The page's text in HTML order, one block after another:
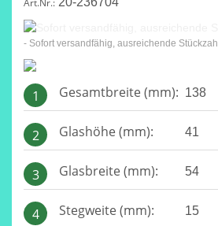
Art.Nr.:
- Sofort versandfähig, ausreichende Stückzahl
1 Gesamtbreite (mm): 138
2 Glashöhe (mm): 41
3 Glasbreite (mm): 54
4 Stegweite (mm): 15